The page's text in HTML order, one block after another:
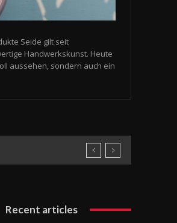
Seide gilt seit
Handwerkskunst. Heute
aussehen, sondern auch ein
Recent articles